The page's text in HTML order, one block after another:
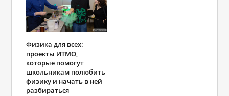
Физика для всех:
проекты ИТМО,
которые помогут
школьникам полюбить
физику и начать в ней
разбираться